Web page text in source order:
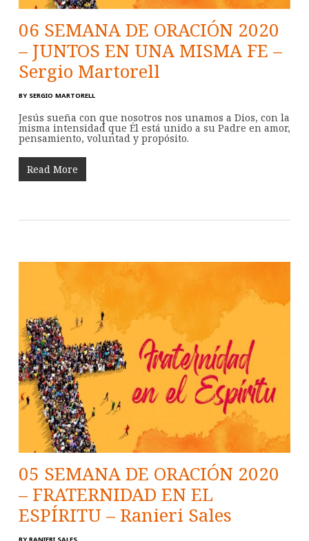
06 SEMANA DE ORACIÓN 2020
– JUNTOS EN UNA MISMA FE –
Sergio Martorell
BY SERGIO MARTORELL
Jesús sueña con que nosotros nos unamos a Dios, con la
misma intensidad que Él está unido a su Padre en amor,
pensamiento, voluntad y propósito.
Read More
05 SEMANA DE ORACIÓN 2020
– FRATERNIDAD EN EL
ESPÍRITU – Ranieri Sales
BY RANIERI SALES